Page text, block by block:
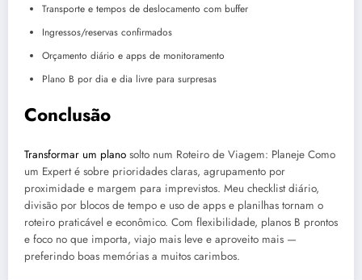
Transporte e tempos de deslocamento com buffer
Ingressos/reservas confirmados
Orçamento diário e apps de monitoramento
Plano B por dia e dia livre para surpresas
Conclusão
Transformar um plano solto num Roteiro de Viagem: Planeje Como
um Expert é sobre prioridades claras, agrupamento por
proximidade e margem para imprevistos. Meu checklist diário,
divisão por blocos de tempo e uso de apps e planilhas tornam o
roteiro praticável e econômico. Com flexibilidade, planos B prontos
e foco no que importa, viajo mais leve e aproveito mais —
preferindo boas memórias a muitos carimbos.